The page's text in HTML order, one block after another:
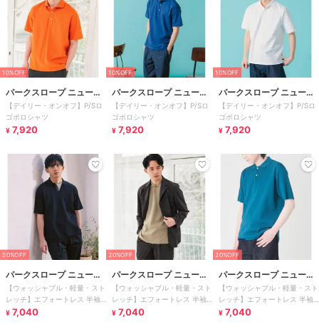
10%OFF
パークスロープ ニューヨ
ーカー
【デイリー・オンオフ】P/Sロ
ゴポロシャツ
¥ 7,920
10%OFF
パークスロープ ニューヨ
ーカー
【デイリー・オンオフ】P/Sロ
ゴポロシャツ
¥ 7,920
10%OFF
パークスロープ ニューヨ
ーカー
【デイリー・オンオフ】P/Sロ
ゴポロシャツ
¥ 7,920
20%OFF
パークスロープ ニューヨ
ーカー
【ウォッシャブル・軽量・スト
レッチ】エフォートレス 半袖
ニットポロシ
¥ 7,040
20%OFF
パークスロープ ニューヨ
ーカー
【ウォッシャブル・軽量・スト
レッチ】エフォートレス 半袖
ニットポロシ
¥ 7,040
20%OFF
パークスロープ ニューヨ
ーカー
【ウォッシャブル・軽量・スト
レッチ】エフォートレス 半袖
ニットポロシ
¥ 7,040